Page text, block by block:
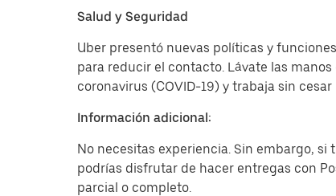
Salud y Seguridad
Uber presentó nuevas políticas y
para reducir el contacto. Lávate las
coronavirus (COVID-19) y trabaja sin
Información adicional:
No necesitas experiencia. Sin embargo,
podrías disfrutar de hacer entregas con
parcial o completo.